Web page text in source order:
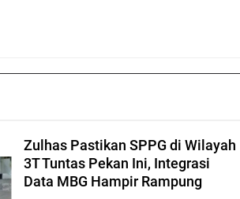
Zulhas Pastikan SPPG di Wilayah
3T Tuntas Pekan Ini, Integrasi
Data MBG Hampir Rampung